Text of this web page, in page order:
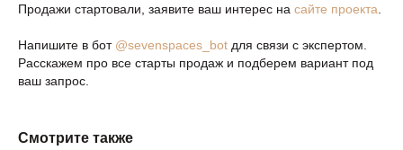
Продажи стартовали, заявите ваш интерес на сайте проекта
Напишите в бот @sevenspaces_bot для связи с экспертом.
Расскажем про все старты продаж и подберем вариант под
ваш запрос.
Смотрите также